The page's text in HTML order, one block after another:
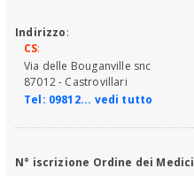
Indirizzo:
CS:
Via delle Bouganville snc
87012 - Castrovillari
Tel: 09812... vedi tutto
N° iscrizione Ordine dei Medici